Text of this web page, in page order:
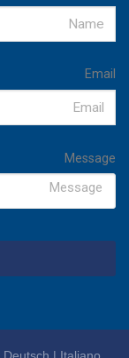
Email
Message
Deutsch | Italiano